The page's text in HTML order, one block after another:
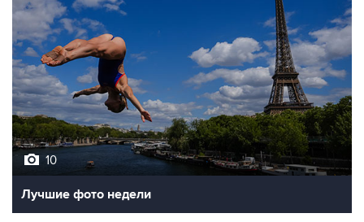
10
Лучшие фото недели